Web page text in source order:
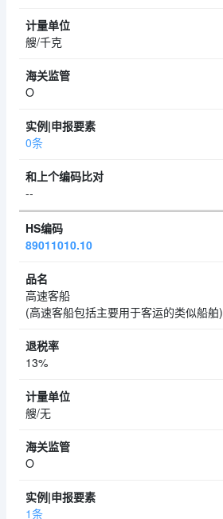
艘/千克
O
0条
--
89011010.10
高速客船
(高速客船包括主要用于客运的类似船舶)
13%
艘/无
O
1条